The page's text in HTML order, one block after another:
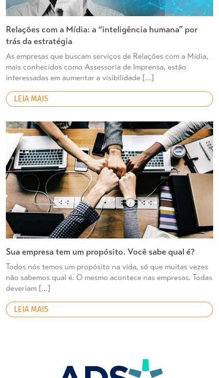
Relações com a Mídia: a “inteligência humana” por
trás da estratégia
As empresas que buscam serviços de Relações com a Mídia,
mais conhecidos como Assessoria de Imprensa, estão
interessadas em aumentar a visibilidade […]
LEIA MAIS
Sua empresa tem um propósito. Você sabe qual é?
Todos nós temos um propósito na vida, só que muitas vezes
não sabemos qual é. O mesmo acontece nas empresas. Todas
deveriam […]
LEIA MAIS